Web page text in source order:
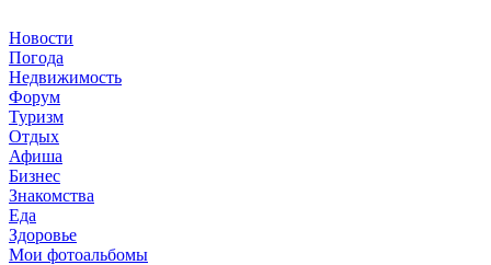
Новости
Погода
Недвижимость
Форум
Туризм
Отдых
Афиша
Бизнес
Знакомства
Еда
Здоровье
Мои фотоальбомы